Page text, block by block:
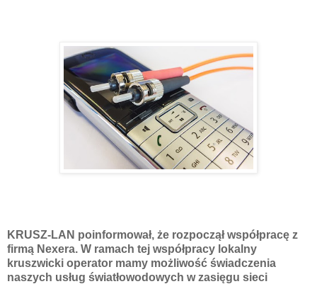
KRUSZ-LAN poinformował, że rozpoczął współpracę z
firmą Nexera. W ramach tej współpracy lokalny
kruszwicki operator mamy możliwość świadczenia
naszych usług światłowodowych w zasięgu sieci